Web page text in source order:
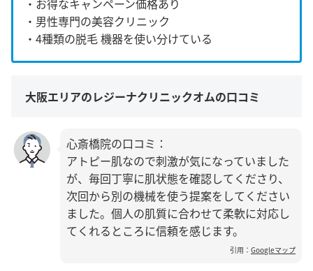
・お得なキャンペーン価格あり
・男性専門の美容クリニック
・4種類の脱毛 機器を使い分けている
大阪エリアのレジーナクリニックオムの口コミ
心斎橋院の口コミ：
アトピー肌なので刺激が気になっていました
が、毎回丁寧に肌状態を確認してくださり、
次回から別の機械を使う提案をしてください
ました。個人の肌質に合わせて柔軟に対応し
てくれるところに信頼を感じます。
引用： Googleマップ